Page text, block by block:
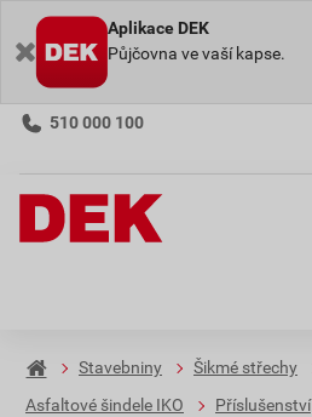
Aplikace DEK
Půjčovna ve vaší kapse.
510 000 100
Stavebniny Šikmé střechy
Asfaltové šindele IKO
Příslušenství